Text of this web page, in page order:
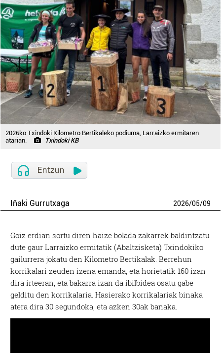
2026ko Txindoki Kilometro Bertikaleko podiuma, Larraizko ermitaren
atarian.
Txindoki KB
Iñaki Gurrutxaga 2026/05/09
Goiz erdian sortu diren haize bolada zakarrek baldintzatu
dute gaur Larraizko ermitatik (Abaltzisketa) Txindokiko
gailurrera jokatu den Kilometro Bertikalak. Berrehun
korrikalari zeuden izena emanda, eta horietatik 160 izan
dira irteeran, eta bakarra izan da ibilbidea osatu gabe
gelditu den korrikalaria. Hasierako korrikalariak binaka
atera dira 30 segundoka, eta azken 30ak banaka.